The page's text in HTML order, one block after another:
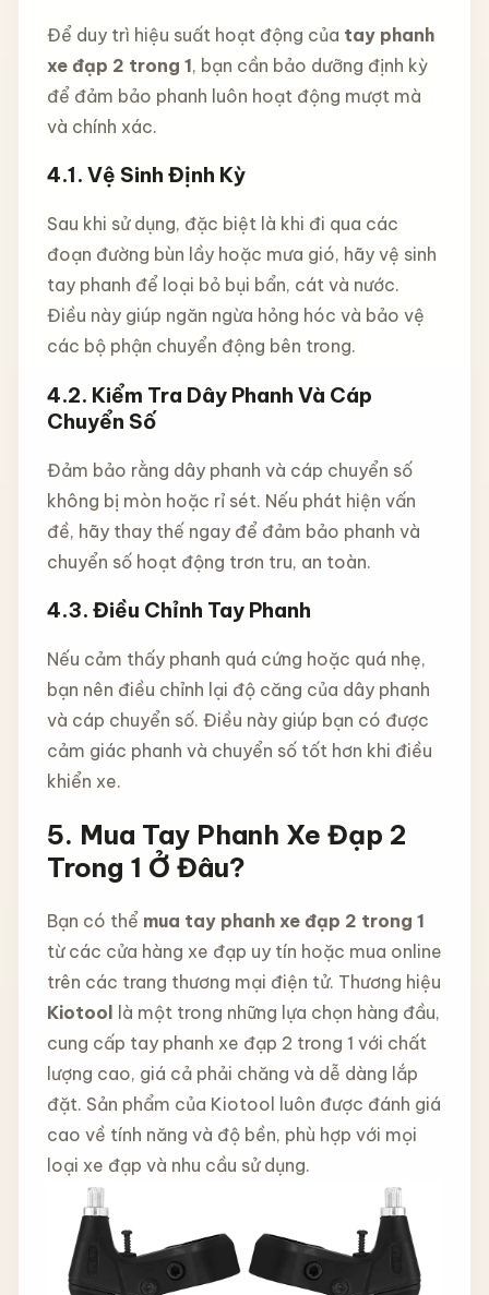
Để duy trì hiệu suất hoạt động của tay phanh
xe đạp 2 trong 1, bạn cần bảo dưỡng định kỳ
để đảm bảo phanh luôn hoạt động mượt mà
và chính xác.
4.1. Vệ Sinh Định Kỳ
Sau khi sử dụng, đặc biệt là khi đi qua các
đoạn đường bùn lầy hoặc mưa gió, hãy vệ sinh
tay phanh để loại bỏ bụi bẩn, cát và nước.
Điều này giúp ngăn ngừa hỏng hóc và bảo vệ
các bộ phận chuyển động bên trong.
4.2. Kiểm Tra Dây Phanh Và Cáp
Chuyển Số
Đảm bảo rằng dây phanh và cáp chuyển số
không bị mòn hoặc rỉ sét. Nếu phát hiện vấn
đề, hãy thay thế ngay để đảm bảo phanh và
chuyển số hoạt động trơn tru, an toàn.
4.3. Điều Chỉnh Tay Phanh
Nếu cảm thấy phanh quá cứng hoặc quá nhẹ,
bạn nên điều chỉnh lại độ căng của dây phanh
và cáp chuyển số. Điều này giúp bạn có được
cảm giác phanh và chuyển số tốt hơn khi điều
khiển xe.
5. Mua Tay Phanh Xe Đạp 2
Trong 1 Ở Đâu?
Bạn có thể mua tay phanh xe đạp 2 trong 1
từ các cửa hàng xe đạp uy tín hoặc mua online
trên các trang thương mại điện tử. Thương hiệu
Kiotool là một trong những lựa chọn hàng đầu,
cung cấp tay phanh xe đạp 2 trong 1 với chất
lượng cao, giá cả phải chăng và dễ dàng lắp
đặt. Sản phẩm của Kiotool luôn được đánh giá
cao về tính năng và độ bền, phù hợp với mọi
loại xe đạp và nhu cầu sử dụng.